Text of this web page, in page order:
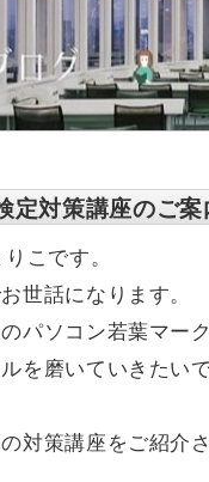
定対策講座のご案
こです。
世話になります。
パソコン若葉マー
を磨いていきたい
対策講座をご紹介